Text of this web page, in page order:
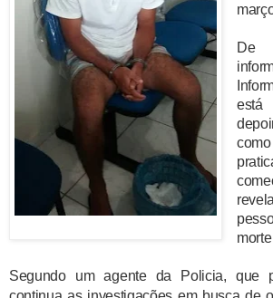
De
Segundo um agente da Policia, que